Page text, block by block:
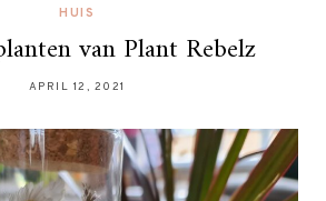
HUIS
van Plant Rebelz
APRIL 12, 2021